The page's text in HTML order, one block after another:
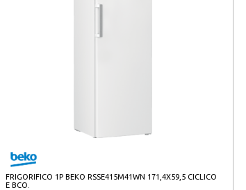
FRIGORIFICO 1P BEKO RSSE415M41WN 171,4X59,5 CICLICO
E BCO.